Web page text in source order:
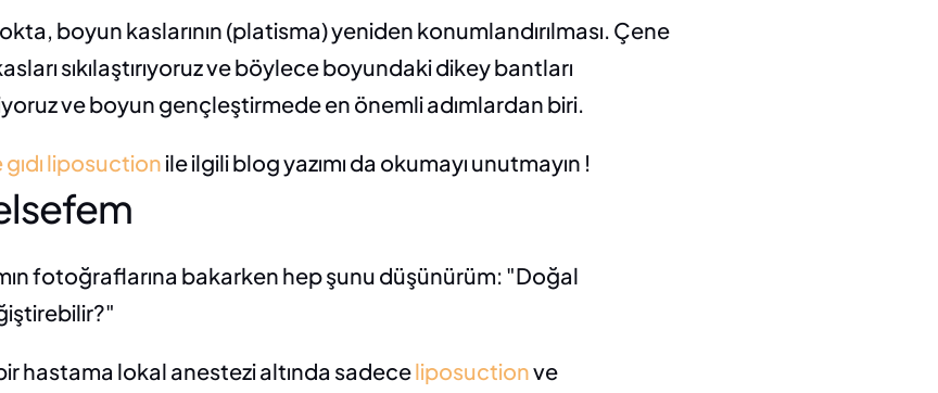
boyun kaslarının (platisma) yeniden konumlandırılması. Çene
sıkılaştırıyoruz ve böylece boyundaki dikey bantları
ve boyun gençleştirmede en önemli adımlardan biri.
liposuction ile ilgili blog yazımı da okumayı unutmayın !
fotoğraflarına bakarken hep şunu düşünürüm: "Doğal
hastama lokal anestezi altında sadece liposuction ve